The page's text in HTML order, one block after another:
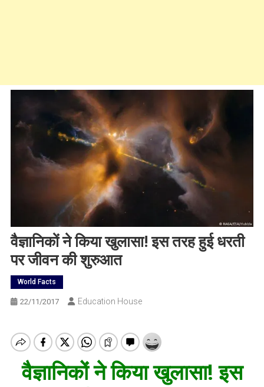
वैज्ञानिकों ने किया खुलासा! इस तरह हुई धरती
पर जीवन की शुरुआत
World Facts
22/11/2017 Education House
वैज्ञानिकों ने किया खुलासा! इस